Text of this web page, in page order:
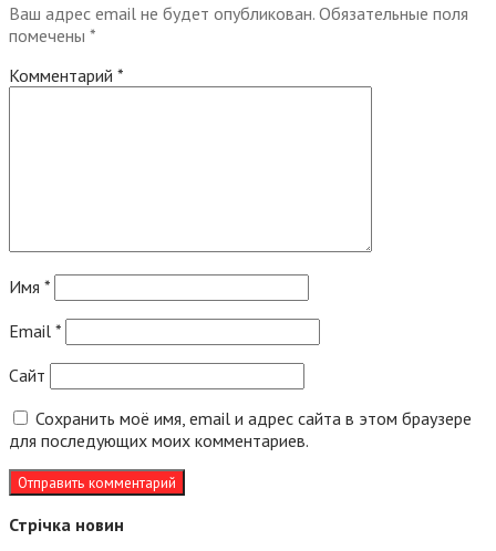
Ваш адрес email не будет опубликован. Обязательные поля
помечены *
Комментарий *
Имя *
Email *
Сайт
Сохранить моё имя, email и адрес сайта в этом браузере
для последующих моих комментариев.
Стрічка новин